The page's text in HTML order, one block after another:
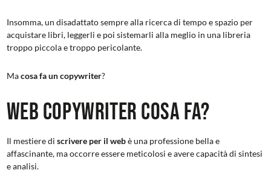
Insomma, un disadattato sempre alla ricerca di tempo e spazio per
acquistare libri, leggerli e poi sistemarli alla meglio in una libreria
troppo piccola e troppo pericolante.
Macosa fa un copywriter?
Web copywriter cosa fa?
Il mestiere di scrivere per il webè una professione bella e
affascinante, ma occorre essere meticolosi e avere capacità di sintesi
e analisi.